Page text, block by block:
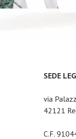
SEDE
via
42121
C.F.